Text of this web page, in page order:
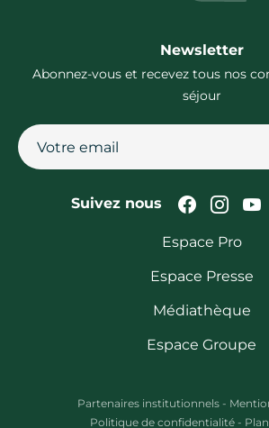
Newsletter
Abonnez-vous et recevez tous nos
séjour
Suivez nous Suivez-
Espace Pro
Espace Presse
Médiathèque
Espace Groupe
Partenaires institutionnels -
Politique de confidentialité -